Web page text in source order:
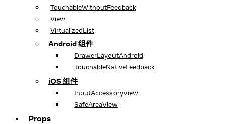
TouchableWithoutFeedback
View
VirtualizedList
Android 组件
DrawerLayoutAndroid
TouchableNativeFeedback
iOS 组件
InputAccessoryView
SafeAreaView
Props